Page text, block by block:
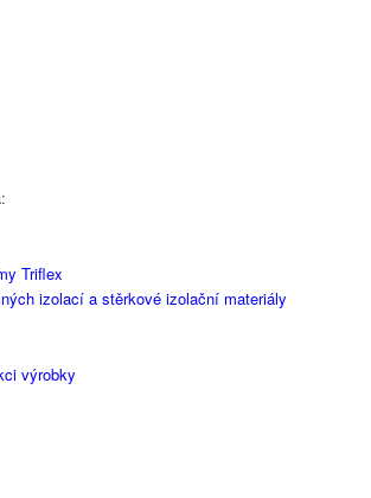
Triflex
izolací a stěrkové izolační materiály
výrobky